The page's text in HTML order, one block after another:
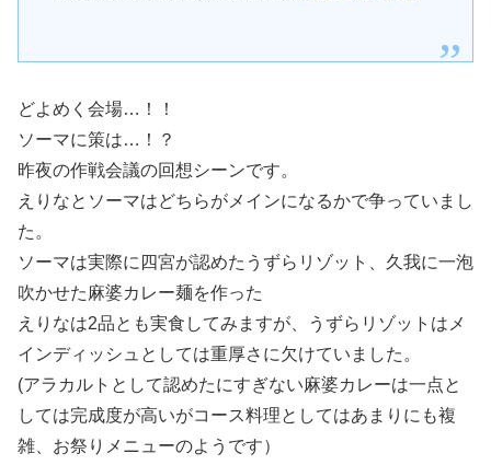
どよめく会場…！！
ソーマに策は…！？
昨夜の作戦会議の回想シーンです。
えりなとソーマはどちらがメインになるかで争っていまし
た。
ソーマは実際に四宮が認めたうずらリゾット、久我に一泡
吹かせた麻婆カレー麺を作った
えりなは2品とも実食してみますが、うずらリゾットはメ
インディッシュとしては重厚さに欠けていました。
(アラカルトとして認めたにすぎない麻婆カレーは一点と
しては完成度が高いがコース料理としてはあまりにも複
雑、お祭りメニューのようです）